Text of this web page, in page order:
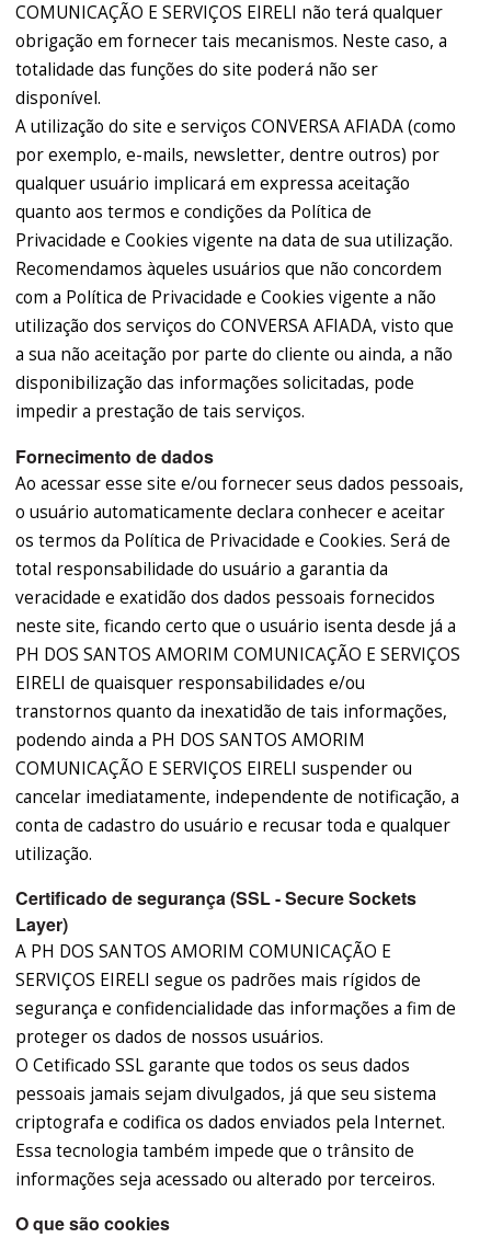
COMUNICAÇÃO E SERVIÇOS EIRELI não terá qualquer
obrigação em fornecer tais mecanismos. Neste caso, a
totalidade das funções do site poderá não ser
disponível.
A utilização do site e serviços CONVERSA AFIADA (como
por exemplo, e-mails, newsletter, dentre outros) por
qualquer usuário implicará em expressa aceitação
quanto aos termos e condições da Política de
Privacidade e Cookies vigente na data de sua utilização.
Recomendamos àqueles usuários que não concordem
com a Política de Privacidade e Cookies vigente a não
utilização dos serviços do CONVERSA AFIADA, visto que
a sua não aceitação por parte do cliente ou ainda, a não
disponibilização das informações solicitadas, pode
impedir a prestação de tais serviços.
Fornecimento de dados
Ao acessar esse site e/ou fornecer seus dados pessoais,
o usuário automaticamente declara conhecer e aceitar
os termos da Política de Privacidade e Cookies. Será de
total responsabilidade do usuário a garantia da
veracidade e exatidão dos dados pessoais fornecidos
neste site, ficando certo que o usuário isenta desde já a
PH DOS SANTOS AMORIM COMUNICAÇÃO E SERVIÇOS
EIRELI de quaisquer responsabilidades e/ou
transtornos quanto da inexatidão de tais informações,
podendo ainda a PH DOS SANTOS AMORIM
COMUNICAÇÃO E SERVIÇOS EIRELI suspender ou
cancelar imediatamente, independente de notificação, a
conta de cadastro do usuário e recusar toda e qualquer
utilização.
Certificado de segurança (SSL - Secure Sockets
Layer)
A PH DOS SANTOS AMORIM COMUNICAÇÃO E
SERVIÇOS EIRELI segue os padrões mais rígidos de
segurança e confidencialidade das informações a fim de
proteger os dados de nossos usuários.
O Cetificado SSL garante que todos os seus dados
pessoais jamais sejam divulgados, já que seu sistema
criptografa e codifica os dados enviados pela Internet.
Essa tecnologia também impede que o trânsito de
informações seja acessado ou alterado por terceiros.
O que são cookies